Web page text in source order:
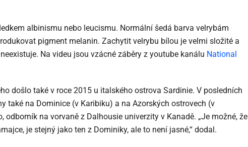
albinismu nebo leucismu. Normální šedá barva velrybám
pigment melanin. Zachytit velrybu bílou je velmi složité a
Na videu jsou vzácné záběry z youtube kanálu National
došlo také v roce 2015 u italského ostrova Sardinie. V posledních
také na Dominice (v Karibiku) a na Azorských ostrovech (v
odborník na vorvaně z Dalhousie univerzity v Kanadě. „Je možné, že
je stejný jako ten z Dominiky, ale to není jasné,“ dodal.